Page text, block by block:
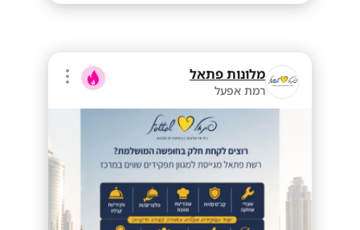
מלונות פתאל
רמת אפעל